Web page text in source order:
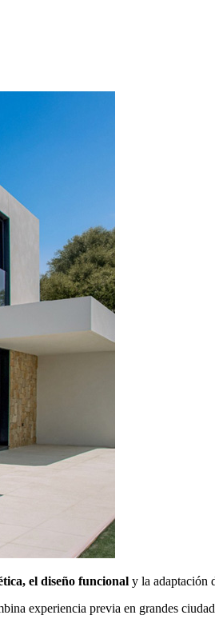
el diseño funcional y la adaptación
experiencia previa en grandes